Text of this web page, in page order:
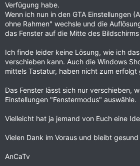
Verfügung habe.
Wenn ich nun in den GTA Einstellungen
ohne Rahmen" wechsle und die
das Fenster auf die Mitte des
Ich finde leider keine Lösung, wie ich
verschieben kann. Auch die Windows
mittels Tastatur, haben nicht zum erfolgt
Das Fenster lässt sich nur verschieben,
Einstellungen "Fenstermodus" auswähle.
Vielleicht hat ja jemand von Euch eine
Vielen Dank im Voraus und bleibt gesund
AnCaTv